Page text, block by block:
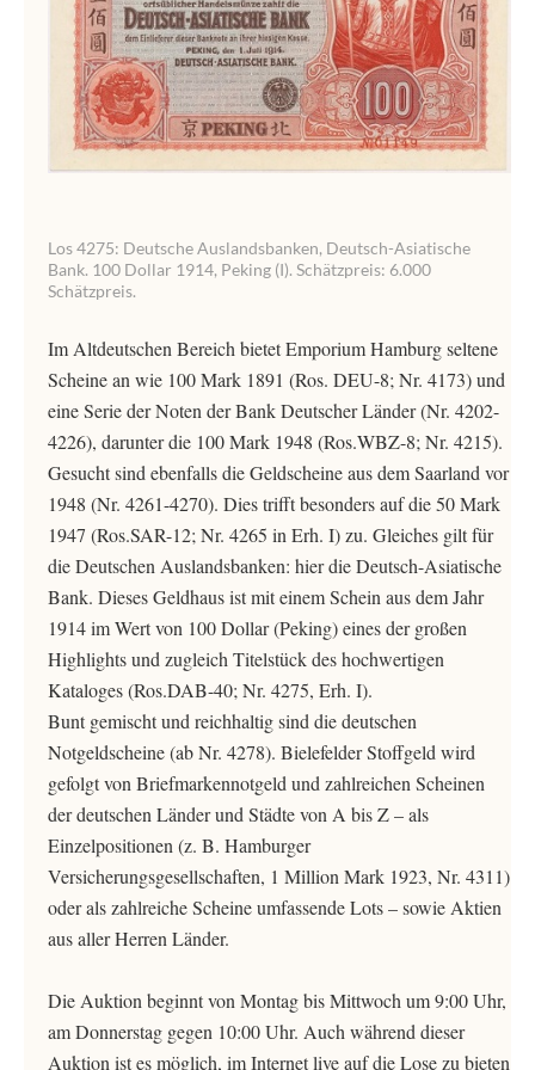
Los 4275: Deutsche Auslandsbanken, Deutsch-Asiatische
Bank. 100 Dollar 1914, Peking (I). Schätzpreis: 6.000
Schätzpreis.
Im Altdeutschen Bereich bietet Emporium Hamburg seltene
Scheine an wie 100 Mark 1891 (Ros. DEU-8; Nr. 4173) und
eine Serie der Noten der Bank Deutscher Länder (Nr. 4202-
4226), darunter die 100 Mark 1948 (Ros.WBZ-8; Nr. 4215).
Gesucht sind ebenfalls die Geldscheine aus dem Saarland vor
1948 (Nr. 4261-4270). Dies trifft besonders auf die 50 Mark
1947 (Ros.SAR-12; Nr. 4265 in Erh. I) zu. Gleiches gilt für
die Deutschen Auslandsbanken: hier die Deutsch-Asiatische
Bank. Dieses Geldhaus ist mit einem Schein aus dem Jahr
1914 im Wert von 100 Dollar (Peking) eines der großen
Highlights und zugleich Titelstück des hochwertigen
Kataloges (Ros.DAB-40; Nr. 4275, Erh. I).
Bunt gemischt und reichhaltig sind die deutschen
Notgeldscheine (ab Nr. 4278). Bielefelder Stoffgeld wird
gefolgt von Briefmarkennotgeld und zahlreichen Scheinen
der deutschen Länder und Städte von A bis Z – als
Einzelpositionen (z. B. Hamburger
Versicherungsgesellschaften, 1 Million Mark 1923, Nr. 4311)
oder als zahlreiche Scheine umfassende Lots – sowie Aktien
aus aller Herren Länder.
Die Auktion beginnt von Montag bis Mittwoch um 9:00 Uhr,
am Donnerstag gegen 10:00 Uhr. Auch während dieser
Auktion ist es möglich, im Internet live auf die Lose zu bieten